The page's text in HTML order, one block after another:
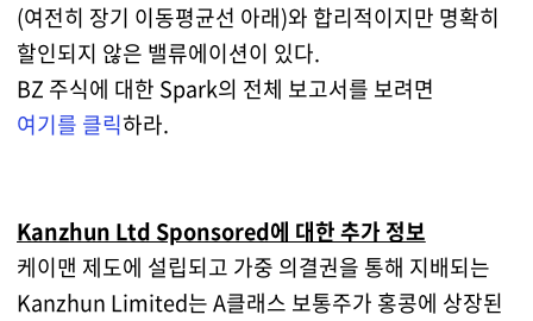
(여전히 장기 이동평균선 아래)와 합리적이지만 명확히
할인되지 않은 밸류에이션이 있다.
BZ 주식에 대한 Spark의 전체 보고서를 보려면
여기를 클릭하라.
Kanzhun Ltd Sponsored에 대한 추가 정보
케이맨 제도에 설립되고 가중 의결권을 통해 지배되는
Kanzhun Limited는 A클래스 보통주가 홍콩에 상장된